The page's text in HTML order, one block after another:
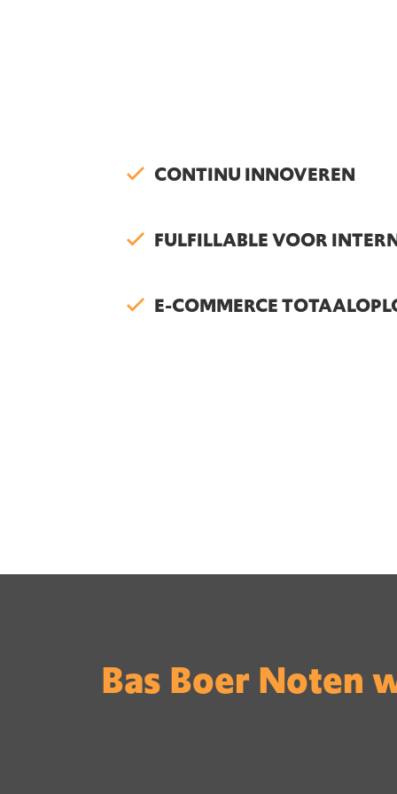
CONTINU INNOVEREN
FULFILLABLE VOOR
E-COMMERCE
Bas Boer Noten